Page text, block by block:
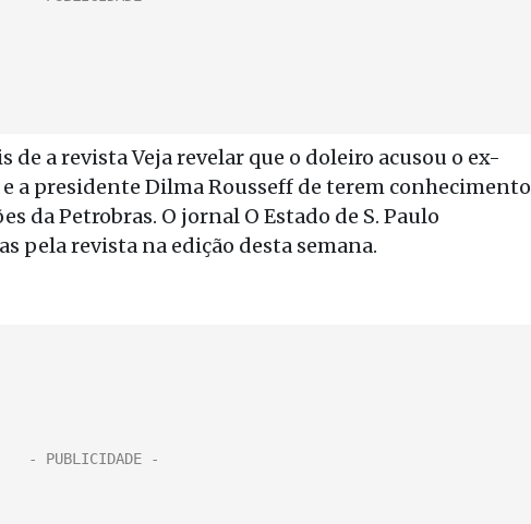
a revista Veja revelar que o doleiro acusou o ex-
a presidente Dilma Rousseff de terem conhecimento
da Petrobras. O jornal O Estado de S. Paulo
pela revista na edição desta semana.